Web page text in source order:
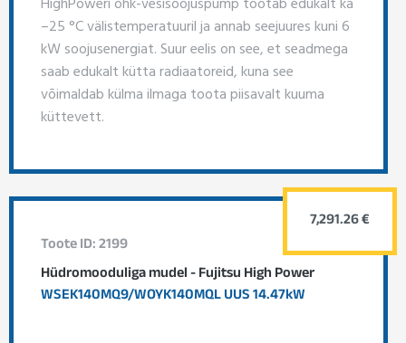
–25 °C välistemperatuuril ja annab seejuures kuni 6
kW soojusenergiat. Suur eelis on see, et seadmega
saab edukalt kütta radiaatoreid, kuna see
võimaldab külma ilmaga toota piisavalt kuuma
küttevett.
Toote ID: 2199
Hüdromooduliga mudel - Fujitsu High Power
WSEK140MQ9/WOYK140MQL UUS 14.47kW
7,291.26 €